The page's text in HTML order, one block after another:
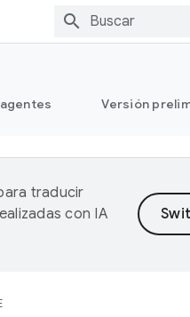
Versión
traducir
con IA